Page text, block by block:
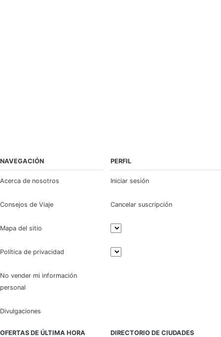
NAVEGACIÓN
Acerca de nosotros
Consejos de Viaje
Mapa del sitio
Política de privacidad
No vender mi información
personal
Divulgaciones
PERFIL
Iniciar sesión
Cancelar suscripción
OFERTAS DE ÚLTIMA HORA DIRECTORIO DE CIUDADES